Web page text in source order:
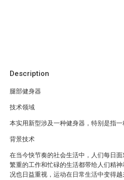
Description
腿部健身器
技术领域
本实用新型涉及一种健身器，特别是指一
背景技术
在当今快节奏的社会生活中，人们每日
繁重的工作和忙碌的生活都带给人们精
况也日益重视，运动在日常生活中变得